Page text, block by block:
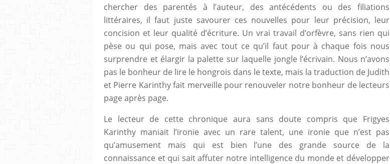
chercher des parentés à l’auteur, des antécédents ou des filiations
littéraires, il faut juste savourer ces nouvelles pour leur précision, leur
concision et leur qualité d’écriture. Un vrai travail d’orfèvre, sans rien qui
pèse ou qui pose, mais avec tout ce qu’il faut pour à chaque fois nous
surprendre et élargir la palette sur laquelle jongle l’écrivain. Nous n’avons
pas le bonheur de lire le hongrois dans le texte, mais la traduction de Judith
et Pierre Karinthy fait merveille pour renouveler notre bonheur de lecteurs
page après page.
Le lecteur de cette chronique aura sans doute compris que Frigyes
Karinthy maniait l’ironie avec un rare talent, une ironie que n’est pas
qu’amusement mais qui est bien l’une des grande source de la
connaissance et qui sait affuter notre intelligence du monde et développer